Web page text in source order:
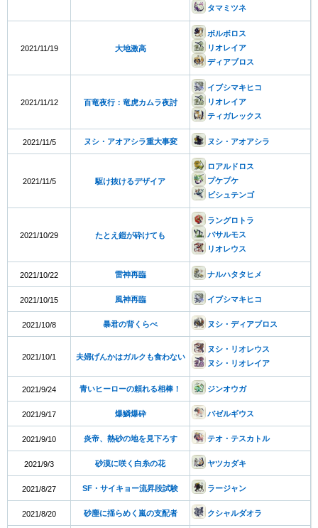
タマミツネ
2021/11/19 大地激高
ボルボロス
リオレイア
ディアブロス
2021/11/12 百竜夜行：竜虎カムラ夜討
イブシマキヒコ
リオレイア
ティガレックス
2021/11/5 ヌシ・アオアシラ重大事変 ヌシ・アオアシラ
2021/11/5 駆け抜けるデザイア
ロアルドロス
プケプケ
ビシュテンゴ
2021/10/29 たとえ鎧が砕けても
ラングロトラ
バサルモス
リオレウス
2021/10/22 雷神再臨 ナルハタタヒメ
2021/10/15 風神再臨 イブシマキヒコ
2021/10/8 暴君の背くらべ ヌシ・ディアブロス
2021/10/1 夫婦げんかはガルクも食わない
ヌシ・リオレウス
ヌシ・リオレイア
2021/9/24 青いヒーローの頼れる相棒！ ジンオウガ
2021/9/17 爆鱗爆砕 バゼルギウス
2021/9/10 炎帝、熱砂の地を見下ろす テオ・テスカトル
2021/9/3 砂漠に咲く白糸の花 ヤツカダキ
2021/8/27 SF・サイキョー流昇段試験 ラージャン
2021/8/20 砂塵に揺らめく嵐の支配者 クシャルダオラ